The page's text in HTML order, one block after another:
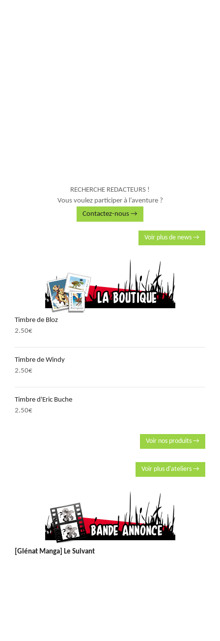
RECHERCHE REDACTEURS !
Vous voulez participer à l’aventure ?
Contactez-nous →
Voir plus de news →
Timbre de Bloz
2.50€
Timbre de Windy
2.50€
Timbre d'Eric Buche
2.50€
Voir nos produits →
Voir plus d'ateliers →
[Glénat Manga] Le Suivant